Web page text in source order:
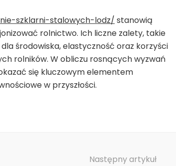
szklarni-stalowych-lodz/ stanowią
rolnictwo. Ich liczne zalety, takie
środowiska, elastyczność oraz korzyści
rolników. W obliczu rosnących wyzwań
się kluczowym elementem
w przyszłości.
Następny artykuł